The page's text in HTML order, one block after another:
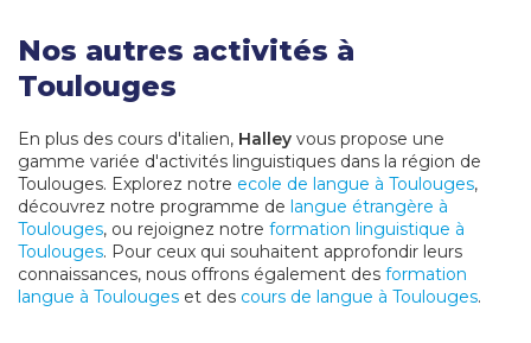
Nos autres activités à
Toulouges
En plus des cours d'italien, Halley vous propose une
gamme variée d'activités linguistiques dans la région de
Toulouges. Explorez notre ecole de langue à Toulouges,
découvrez notre programme de langue étrangère à
Toulouges, ou rejoignez notre formation linguistique à
Toulouges. Pour ceux qui souhaitent approfondir leurs
connaissances, nous offrons également des formation
langue à Toulouges et des cours de langue à Toulouges.